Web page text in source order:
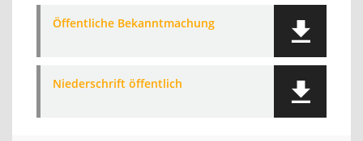
Öffentliche Bekanntmachung
Niederschrift öffentlich